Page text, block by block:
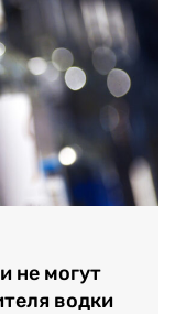
не могут
водки